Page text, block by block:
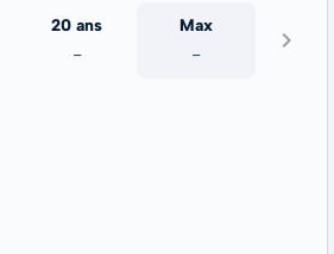
20 ans
-
Max
-